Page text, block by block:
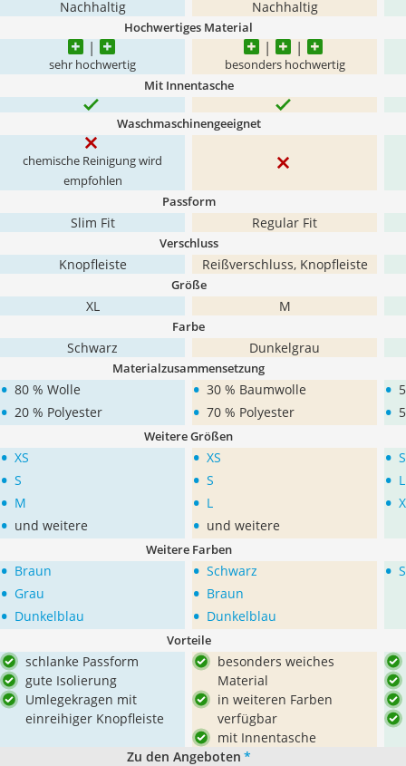
Nachhaltig Nachhaltig
Hochwertiges Material
sehr hochwertig besonders hochwertig
Mit Innentasche
Waschmaschinengeeignet
chemische Reinigung wird
empfohlen
Passform
Slim Fit Regular Fit
Verschluss
Knopfleiste Reißverschluss, Knopfleiste
Größe
XL M
Farbe
Schwarz Dunkelgrau
Materialzusammensetzung
• 80 % Wolle
• 20 % Polyester
• 30 % Baumwolle
• 70 % Polyester
•
•
Weitere Größen
• XS
• S
• M
• und weitere
• XS
• S
• L
• und weitere
• S
• L
•
Weitere Farben
• Braun
• Grau
• Dunkelblau
• Schwarz
• Braun
• Dunkelblau
•
Vorteile
schlanke Passform
gute Isolierung
Umlegekragen mit
einreihiger Knopfleiste
besonders weiches
Material
in weiteren Farben
verfügbar
mit Innentasche
Zu den Angeboten *